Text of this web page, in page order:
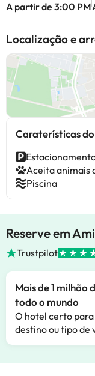
A partir de 3:00 PM
Localização e
Caraterísticas
Aceita animais
Piscina
Reserve em
Trustpilot
Mais de 1 milhão
todo o mundo
O hotel certo
destino ou tipo de